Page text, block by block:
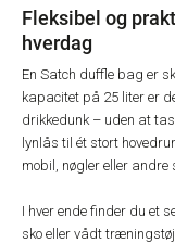
Fleksibel og
hverdag
En Satch duffle bag er
kapacitet på 25 liter er
drikkedunk – uden at
lynlås til ét stort
mobil, nøgler eller andre
I hver ende finder du et
sko eller vådt